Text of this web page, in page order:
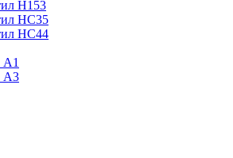
Н153
НС35
НС44
А1
А3